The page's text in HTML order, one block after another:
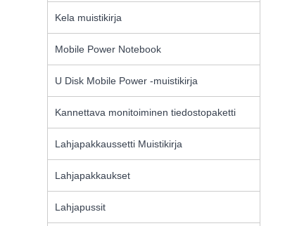
Kela muistikirja
Mobile Power Notebook
U Disk Mobile Power -muistikirja
Kannettava monitoiminen tiedostopaketti
Lahjapakkaussetti Muistikirja
Lahjapakkaukset
Lahjapussit